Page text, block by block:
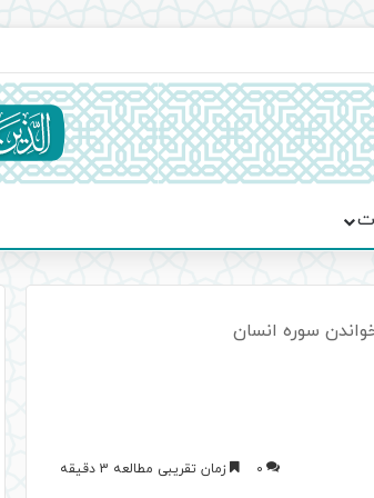
تمدن‌سازی امت اسلامی
سوره انسان
0 زمان تقریبی مطالعه 3 دقیقه